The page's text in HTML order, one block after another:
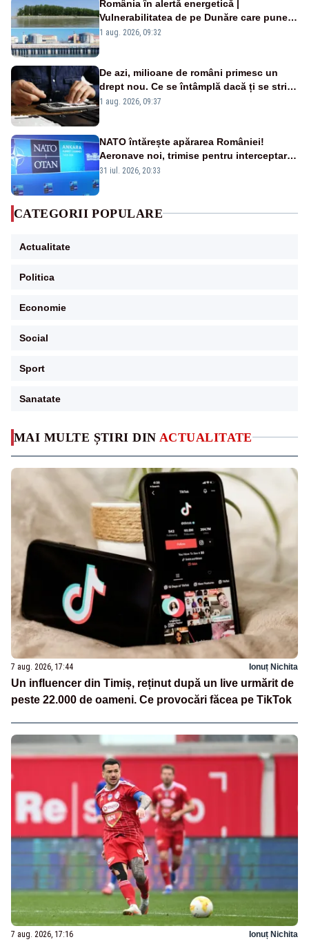
MAI MULTE ȘTIRI DIN ACTUALITATE
7 aug. 2026, 17:44 Ionuț Nichita
Un influencer din Timiș, reținut după un live urmărit de
peste 22.000 de oameni. Ce provocări făcea pe TikTok
7 aug. 2026, 17:16 Ionuț Nichita
România în alertă energetică |
Vulnerabilitatea de pe Dunăre care pune
în pericol Centrala Cernavodă era
1 aug. 2026, 09:32
De azi, milioane de români primesc un
drept nou. Ce se întâmplă dacă ți se strică
un produs
1 aug. 2026, 09:37
NATO întărește apărarea României!
Aeronave noi, trimise pentru interceptarea
și distrugerea dronelor
31 iul. 2026, 20:33
CATEGORII POPULARE
Actualitate
Politica
Economie
Social
Sport
Sanatate